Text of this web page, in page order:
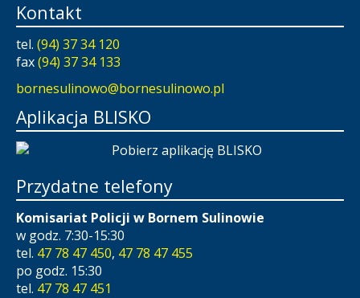
Kontakt
tel. (94) 37 34 120
fax(94) 37 34 133
bornesulinowo@bornesulinowo.pl
Aplikacja BLISKO
Przydatne telefony
Komisariat Policji w Bornem Sulinowie
w godz. 7:30-15:30
tel. 47 78 47 450, 47 78 47 455
po godz. 15:30
tel. 47 78 47 451